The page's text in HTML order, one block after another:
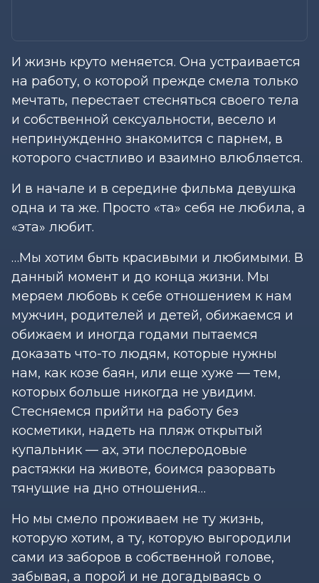
И жизнь круто меняется. Она устраивается
на работу, о которой прежде смела только
мечтать, перестает стесняться своего тела
и собственной сексуальности, весело и
непринужденно знакомится с парнем, в
которого счастливо и взаимно влюбляется.
И в начале и в середине фильма девушка
одна и та же. Просто «та» себя не любила, а
«эта» любит.
…Мы хотим быть красивыми и любимыми. В
данный момент и до конца жизни. Мы
меряем любовь к себе отношением к нам
мужчин, родителей и детей, обижаемся и
обижаем и иногда годами пытаемся
доказать что-то людям, которые нужны
нам, как козе баян, или еще хуже — тем,
которых больше никогда не увидим.
Стесняемся прийти на работу без
косметики, надеть на пляж открытый
купальник — ах, эти послеродовые
растяжки на животе, боимся разорвать
тянущие на дно отношения…
Но мы смело проживаем не ту жизнь,
которую хотим, а ту, которую выгородили
сами из заборов в собственной голове,
забывая, а порой и не догадываясь о